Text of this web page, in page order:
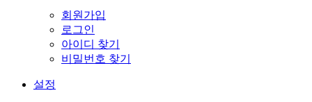
회원가입
로그인
아이디 찾기
비밀번호 찾기
설정